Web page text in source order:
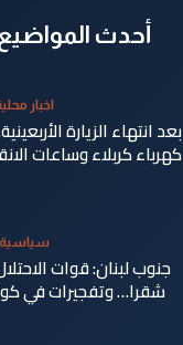
أحدث المواضيع
اخبار
بعد انتهاء الزيارة
كهرباء كربلاء وساعات
سياسية
جنوب لبنان: قوات
شقرا… وتفجيرات في